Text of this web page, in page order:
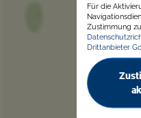
Für die
Zustimmung
Drittanbieter